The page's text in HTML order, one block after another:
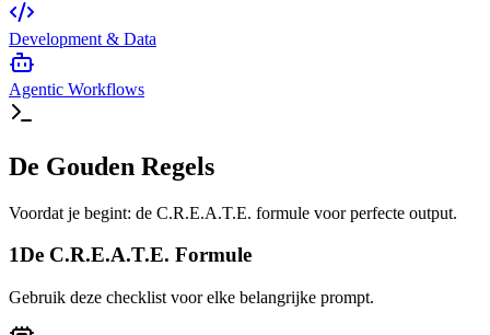
Development & Data
Agentic Workflows
De Gouden Regels
Voordat je begint: de C.R.E.A.T.E. formule voor perfecte output.
1De C.R.E.A.T.E. Formule
Gebruik deze checklist voor elke belangrijke prompt.